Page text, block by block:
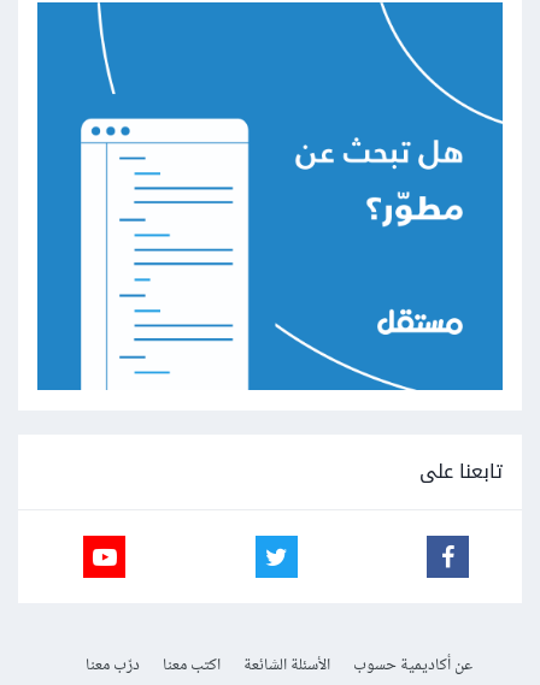
تابعنا على
عن أكاديمية حسوب الأسئلة الشائعة اكتب معنا
درّب معنا